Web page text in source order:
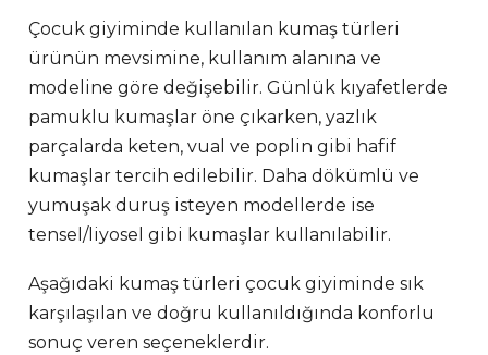
Çocuk giyiminde kullanılan kumaş türleri
ürünün mevsimine, kullanım alanına ve
modeline göre değişebilir. Günlük kıyafetlerde
pamuklu kumaşlar öne çıkarken, yazlık
parçalarda keten, vual ve poplin gibi hafif
kumaşlar tercih edilebilir. Daha dökümlü ve
yumuşak duruş isteyen modellerde ise
tensel/liyosel gibi kumaşlar kullanılabilir.
Aşağıdaki kumaş türleri çocuk giyiminde sık
karşılaşılan ve doğru kullanıldığında konforlu
sonuç veren seçeneklerdir.